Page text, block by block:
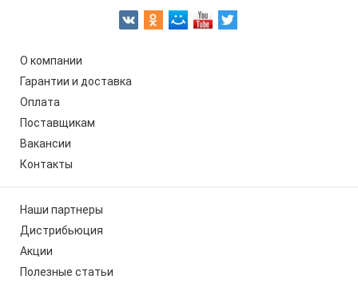
О компании
Гарантии и доставка
Оплата
Поставщикам
Вакансии
Контакты
Наши партнеры
Дистрибьюция
Акции
Полезные статьи